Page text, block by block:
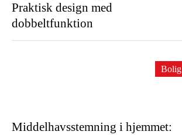
Praktisk design med
dobbeltfunktion
Middelhavsstemning i hjemmet:
Bolig